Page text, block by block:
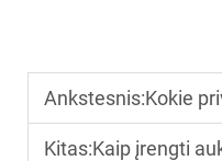
Ankstesnis:Kokie
Kitas:Kaip įrengti aukštos